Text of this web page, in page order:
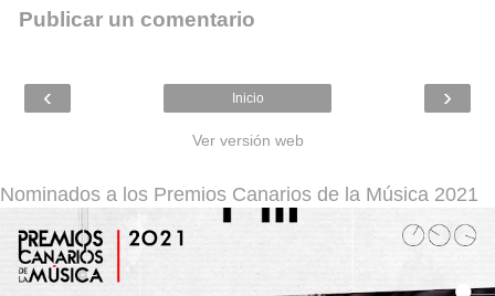
Publicar un comentario
‹ ›
Inicio
Ver versión web
Nominados a los Premios Canarios de la Música 2021